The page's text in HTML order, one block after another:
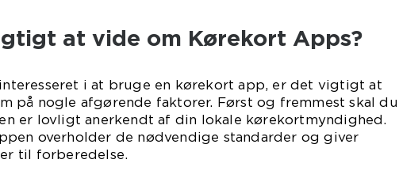
at vide om Kørekort Apps?
i at bruge en kørekort app, er det vigtigt at
på nogle afgørende faktorer. Først og fremmest skal du
er lovligt anerkendt af din lokale kørekortmyndighed.
overholder de nødvendige standarder og giver
til forberedelse.